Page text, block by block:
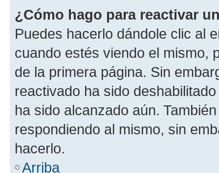
¿Cómo hago para reactivar
Puedes hacerlo dándole clic al
cuando estés viendo el mismo,
de la primera página. Sin
reactivado ha sido
ha sido alcanzado aún.
respondiendo al mismo, sin
hacerlo.
Arriba